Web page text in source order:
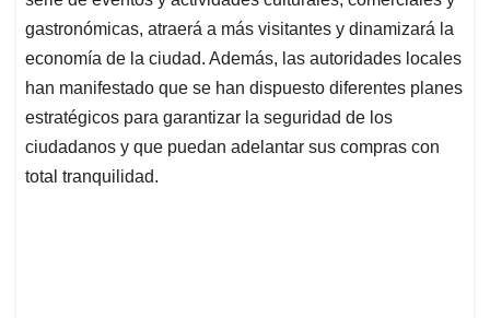
gastronómicas, atraerá a más visitantes y dinamizará la
economía de la ciudad. Además, las autoridades locales
han manifestado que se han dispuesto diferentes planes
estratégicos para garantizar la seguridad de los
ciudadanos y que puedan adelantar sus compras con
total tranquilidad.